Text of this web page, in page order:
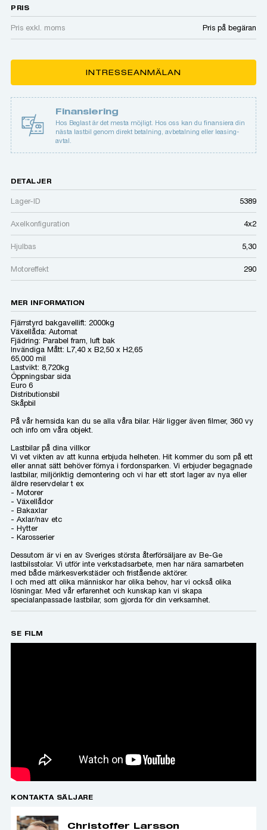
PRIS
Pris exkl. moms Pris på begäran
INTRESSEANMÄLAN
Finansiering
Hos Beglast är det mesta möjligt. Hos oss kan du finansiera din
nästa lastbil genom direkt betalning, avbetalning eller leasing-
avtal.
DETALJER
Lager-ID 5389
Axelkonfiguration 4x2
Hjulbas 5,30
Motoreffekt 290
MER INFORMATION
Fjärrstyrd bakgavellift: 2000kg
Växellåda: Automat
Fjädring: Parabel fram, luft bak
Invändiga Mått: L7,40 x B2,50 x H2,65
65,000 mil
Lastvikt: 8,720kg
Öppningsbar sida
Euro 6
Distributionsbil
Skåpbil
På vår hemsida kan du se alla våra bilar. Här ligger även filmer, 360 vy
och info om våra objekt.
Lastbilar på dina villkor
Vi vet vikten av att kunna erbjuda helheten. Hit kommer du som på ett
eller annat sätt behöver förnya i fordonsparken. Vi erbjuder begagnade
lastbilar, miljöriktig demontering och vi har ett stort lager av nya eller
äldre reservdelar t ex
- Motorer
- Växellådor
- Bakaxlar
- Axlar/nav etc
- Hytter
- Karosserier
Dessutom är vi en av Sveriges största återförsäljare av Be-Ge
lastbilsstolar. Vi utför inte verkstadsarbete, men har nära samarbeten
med både märkesverkstäder och fristående aktörer.
I och med att olika människor har olika behov, har vi också olika
lösningar. Med vår erfarenhet och kunskap kan vi skapa
specialanpassade lastbilar, som gjorda för din verksamhet.
SE FILM
KONTAKTA SÄLJARE
Christoffer Larsson